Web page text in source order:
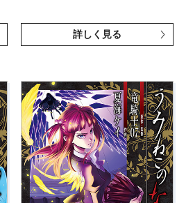
詳しく見る